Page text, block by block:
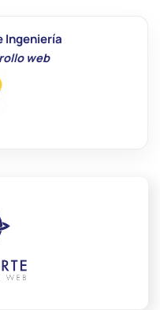
Ingeniería
web